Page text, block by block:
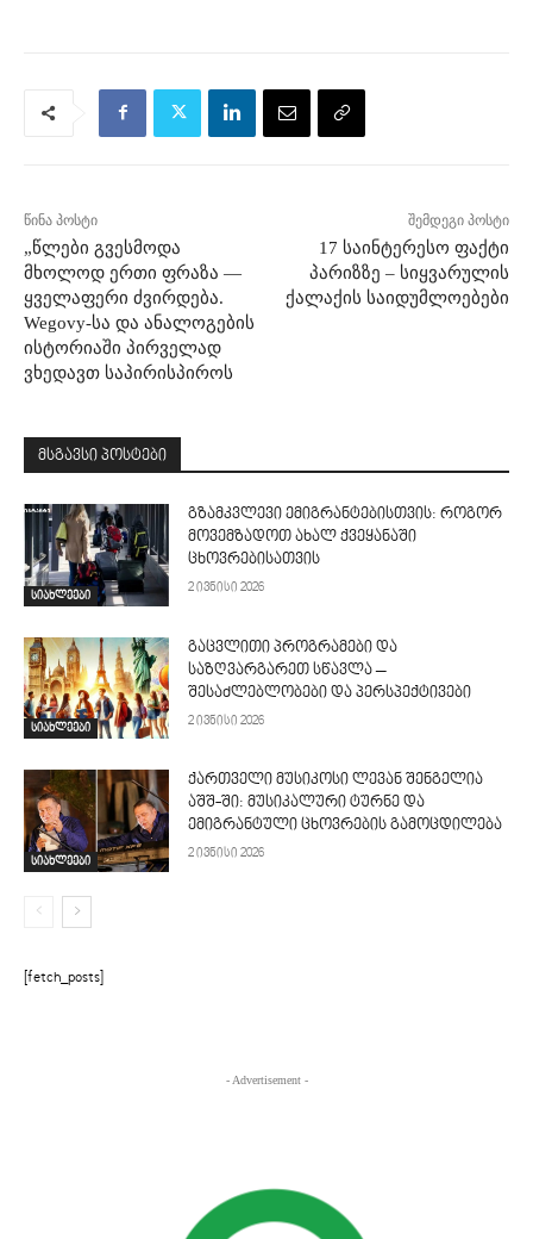
წინა პოსტი
„წლები გვესმოდა
მხოლოდ ერთი ფრაზა —
ყველაფერი ძვირდება.
Wegovy-სა და ანალოგების
ისტორიაში პირველად
ვხედავთ საპირისპიროს
შემდეგი პოსტი
17 საინტერესო ფაქტი
პარიზზე – სიყვარულის
ქალაქის საიდუმლოებები
მსგავსი პოსტები
სიახლეები
გზამკვლევი ემიგრანტებისთვის: როგორ
მოვემზადოთ ახალ ქვეყანაში
ცხოვრებისათვის
2 ივნისი 2026
სიახლეები
გაცვლითი პროგრამები და
საზღვარგარეთ სწავლა –
შესაძლებლობები და პერსპექტივები
2 ივნისი 2026
სიახლეები
ქართველი მუსიკოსი ლევან შენგელია
აშშ-ში: მუსიკალური ტურნე და
ემიგრანტული ცხოვრების გამოცდილება
2 ივნისი 2026
[fetch_posts]
- Advertisement -